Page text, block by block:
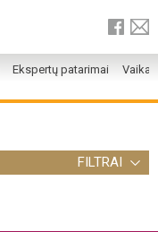
Ekspertų patarimai
FILTRAI